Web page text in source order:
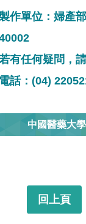
作單位：婦產
有任何疑問，
電話：(04)
中國醫藥大
回上頁